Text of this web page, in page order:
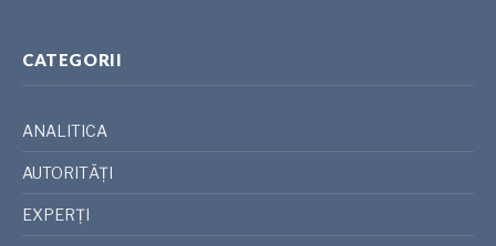
CATEGORII
ANALITICA
AUTORITĂȚI
EXPERȚI